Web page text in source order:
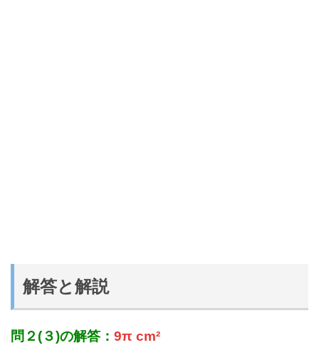
解答と解説
問２(３)の解答： 9π cm²